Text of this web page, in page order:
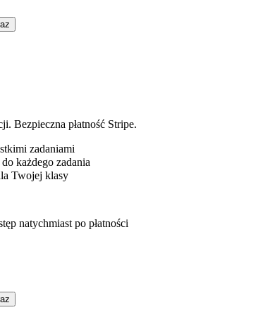
Bezpieczna płatność Stripe.
zadaniami
każdego zadania
Twojej klasy
natychmiast po płatności